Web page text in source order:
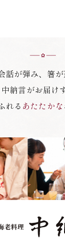
話が弾み、箸が
中納言がお届け
れる あたたかな